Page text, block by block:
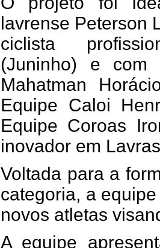
lavrense Peterson
ciclista
(Juninho) e com
Mahatman
Equipe Caloi
Equipe Coroas
inovador em
Voltada para a
categoria, a
novos atletas
A equipe